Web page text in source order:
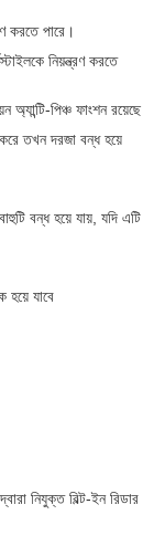
করতে পারে।
নিয়ন্ত্রণ করতে
অ্যান্টি-পিঞ্চ ফাংশন রয়েছে
তখন দরজা বন্ধ হয়ে
বন্ধ হয়ে যায়, যদি এটি
হয়ে যাবে
নিযুক্ত বিল্ট-ইন রিডার